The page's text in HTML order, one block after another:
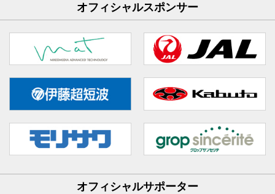
オフィシャルスポンサー
オフィシャルサポーター